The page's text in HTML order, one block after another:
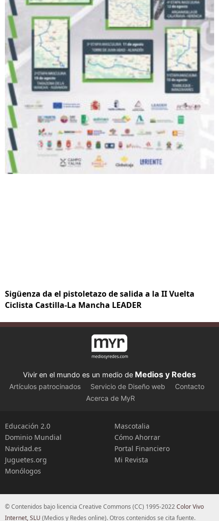
Sigüenza da el pistoletazo de salida a la II Vuelta
Ciclista Castilla-La Mancha LEADER
Vivir en el mundo es un medio de Medios y Redes
Artículos patrocinados Servicio de Diseño web
Contacto
Acerca de MyR
Educación 2.0
Dominio Mundial
Navidad.es
Juguetes.org
Monólogos
Mascotalia
Cómo Ahorrar
Portal Financiero
Mi Revista
© Contenidos bajo licencia Creative Commons (CC) 1995-2022Color Vivo
Internet, SLU (Medios y Redes online). Otros contenidos se cita fuente.